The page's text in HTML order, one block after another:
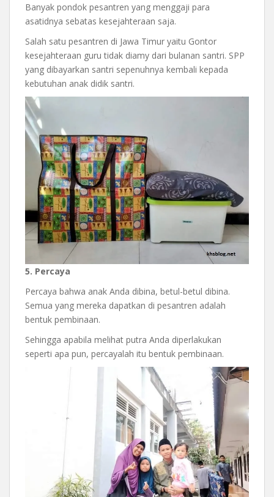
Banyak pondok pesantren yang menggaji para
asatidnya sebatas kesejahteraan saja.
Salah satu pesantren di Jawa Timur yaitu Gontor
kesejahteraan guru tidak diamy dari bulanan santri. SPP
yang dibayarkan santri sepenuhnya kembali kepada
kebutuhan anak didik santri.
5. Percaya
Percaya bahwa anak Anda dibina, betul-betul dibina.
Semua yang mereka dapatkan di pesantren adalah
bentuk pembinaan.
Sehingga apabila melihat putra Anda diperlakukan
seperti apa pun, percayalah itu bentuk pembinaan.